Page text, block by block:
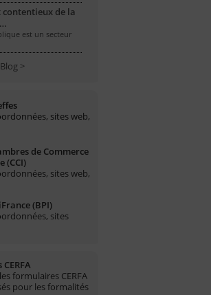
contentieux de la
est un secteur
>
sites web,
de Commerce
(CCI)
sites web,
(BPI)
sites
formulaires CERFA
pour les formalités